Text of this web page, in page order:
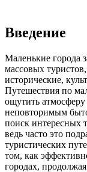
Введение
Маленькие города
массовых
исторические,
Путешествия по
ощутить
неповторимым
поиск интересных
ведь часто это
туристических
том, как
городах,